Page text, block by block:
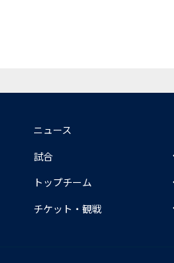
ニュース
試合
トップチーム
チケット・観戦